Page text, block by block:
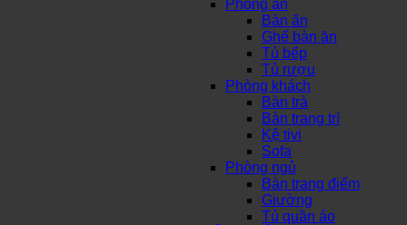
Phòng ăn
Bàn ăn
Ghế bàn ăn
Tủ bếp
Tủ rượu
Phòng khách
Bàn trà
Bàn trang trí
Kệ tivi
Sofa
Phòng ngủ
Bàn trang điểm
Giường
Tủ quần áo